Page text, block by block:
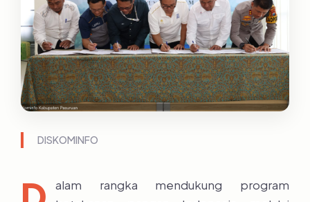
DISKOMINFO
alam rangka mendukung program